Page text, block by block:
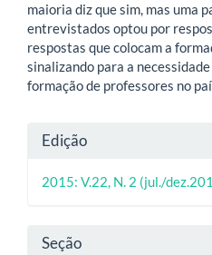
maioria diz que sim, mas uma
entrevistados optou por
respostas que colocam a
sinalizando para a
formação de professores no
Detalhes
do
Edição
2015: V.22, N. 2 (jul./
Seção